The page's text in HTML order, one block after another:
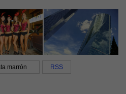
marrón RSS